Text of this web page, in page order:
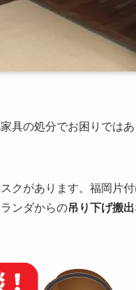
具の処分でお困りではあ
クがあります。福岡片
ンダからの吊り下げ搬出